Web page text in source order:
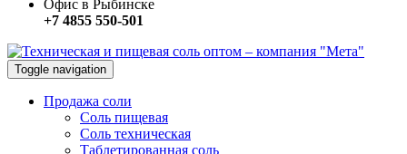
Офис в Рыбинске
+7 4855 550-501
Toggle navigation
Продажа соли
Соль пищевая
Соль техническая
Таблетированная соль